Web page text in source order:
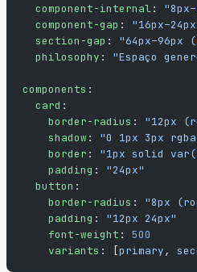
  component-internal
:
  component-gap
:
  section-gap
: "64px–96px
  philosophy
: "Espaço
components :
  card
:
    border-radius
: "12px
    shadow
: "0 1px 3px
    border
: "1px solid
    padding
: "24px"
  button
:
    border-radius
: "8px
    padding
: "12px 24px"
    font-weight
: 500
    variants
: [primary,